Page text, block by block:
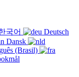
국어
Deutsch
Dansk
(Brasil)